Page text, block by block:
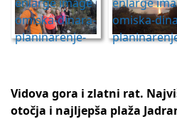
Vidova gora i zlatni rat.
otočja i najljepša plaža